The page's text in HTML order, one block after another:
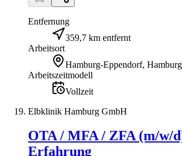
Entfernung
359,7 km entfernt
Arbeitsort
Hamburg-Eppendorf,
Arbeitszeitmodell
Vollzeit
Elbklinik Hamburg GmbH
OTA / MFA / ZFA (m/w/
Erfahrung